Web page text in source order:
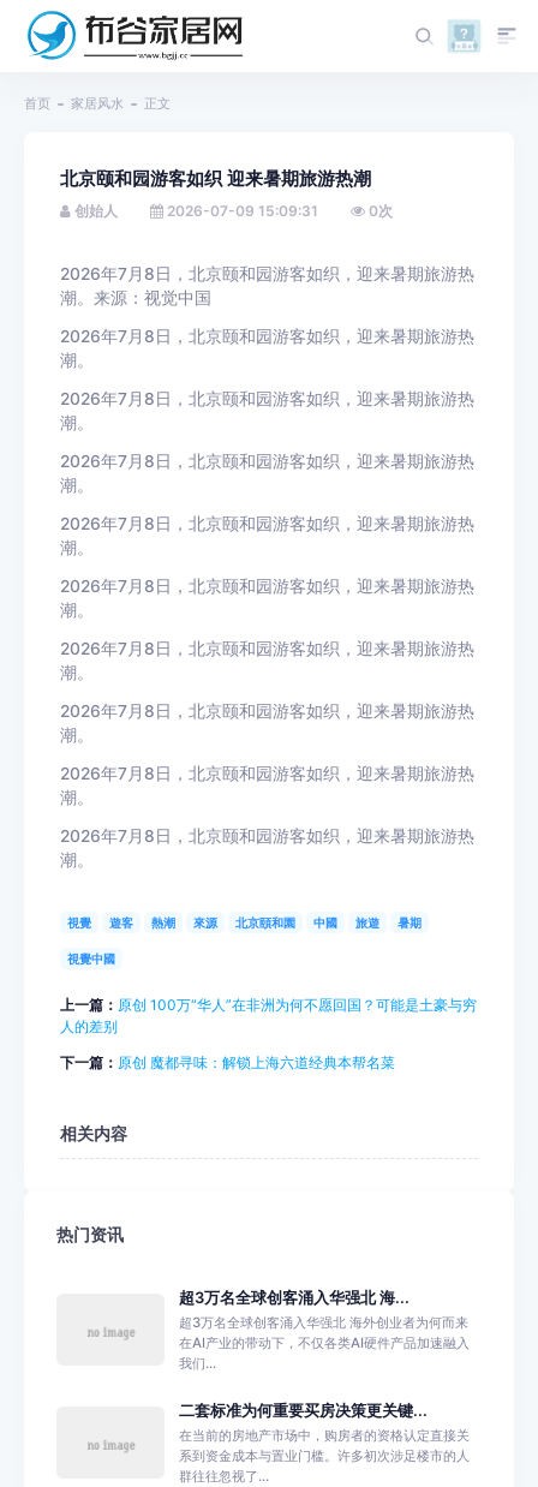
首页 家居风水 正文
北京颐和园游客如织 迎来暑期旅游热潮
创始人 2026-07-09 15:09:31 0次
2026年7月8日，北京颐和园游客如织，迎来暑期旅游热
潮。来源：视觉中国
2026年7月8日，北京颐和园游客如织，迎来暑期旅游热
潮。
2026年7月8日，北京颐和园游客如织，迎来暑期旅游热
潮。
2026年7月8日，北京颐和园游客如织，迎来暑期旅游热
潮。
2026年7月8日，北京颐和园游客如织，迎来暑期旅游热
潮。
2026年7月8日，北京颐和园游客如织，迎来暑期旅游热
潮。
2026年7月8日，北京颐和园游客如织，迎来暑期旅游热
潮。
2026年7月8日，北京颐和园游客如织，迎来暑期旅游热
潮。
2026年7月8日，北京颐和园游客如织，迎来暑期旅游热
潮。
2026年7月8日，北京颐和园游客如织，迎来暑期旅游热
潮。
視覺 遊客 熱潮 來源 北京頤和園 中國 旅遊 暑期
視覺中國
上一篇： 原创 100万“华人”在非洲为何不愿回国？可能是土豪与穷
人的差别
下一篇： 原创 魔都寻味：解锁上海六道经典本帮名菜
相关内容
热门资讯
超3万名全球创客涌入华强北 海...
超3万名全球创客涌入华强北 海外创业者为何而来
在AI产业的带动下，不仅各类AI硬件产品加速融入
我们...
二套标准为何重要买房决策更关键...
在当前的房地产市场中，购房者的资格认定直接关
系到资金成本与置业门槛。许多初次涉足楼市的人
群往往忽视了...